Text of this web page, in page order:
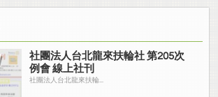
社團法人台北龍來扶輪社 第205次
例會 線上社刊
社團法人台北龍來扶輪...